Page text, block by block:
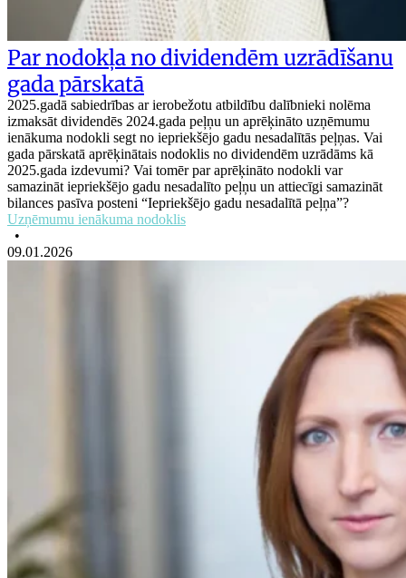
Par nodokļa no dividendēm uzrādīšanu
gada pārskatā
2025.gadā sabiedrības ar ierobežotu atbildību dalībnieki nolēma
izmaksāt dividendēs 2024.gada peļņu un aprēķināto uzņēmumu
ienākuma nodokli segt no iepriekšējo gadu nesadalītās peļņas. Vai
gada pārskatā aprēķinātais nodoklis no dividendēm uzrādāms kā
2025.gada izdevumi? Vai tomēr par aprēķināto nodokli var
samazināt iepriekšējo gadu nesadalīto peļņu un attiecīgi samazināt
bilances pasīva posteni “Iepriekšējo gadu nesadalītā peļņa”?
Uzņēmumu ienākuma nodoklis
•
09.01.2026